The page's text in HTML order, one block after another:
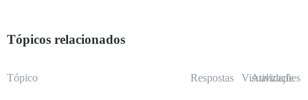
Tópicos relacionados
Tópico Respostas Visualizações
Atividade